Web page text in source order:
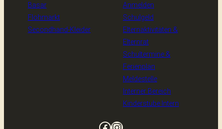
Basar
Flohmarkt
Secondhand-Kleider
Anmelden
Schulgeld
Elternaktivitäten &
Elternrat
Schultermine &
Ferienplan
Meldestelle
Interner Bereich
Kinderstube Intern